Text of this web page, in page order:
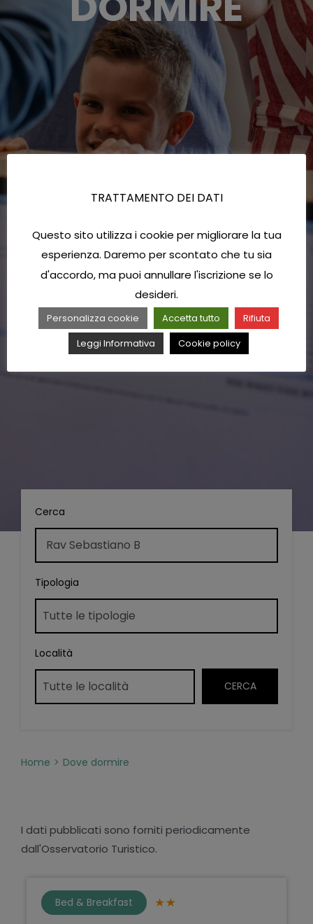
Cerca
Tipologia
Località
Home Dove dormire
I dati pubblicati sono forniti periodicamente
dall'Osservatorio Turistico.
Bed & Breakfast
TRATTAMENTO DEI DATI
Questo sito utilizza i cookie per migliorare la tua
esperienza. Daremo per scontato che tu sia
d'accordo, ma puoi annullare l'iscrizione se lo
desideri.
Personalizza cookie Accetta tutto
Rifiuta
Leggi Informativa
Cookie policy